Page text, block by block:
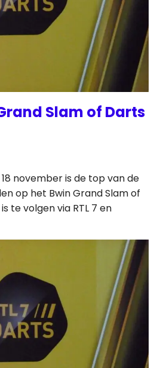
Slam of Darts
november is de top van de
op het Bwin Grand Slam of
te volgen via RTL 7 en